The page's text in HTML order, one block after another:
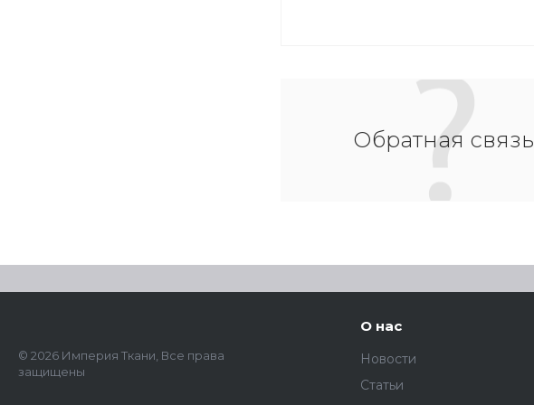
Обратная связь
© 2026 Империя Ткани, Все права
защищены
О нас
Новости
Статьи